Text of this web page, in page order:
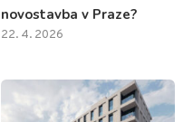
novostavba v Praze?
22. 4. 2026